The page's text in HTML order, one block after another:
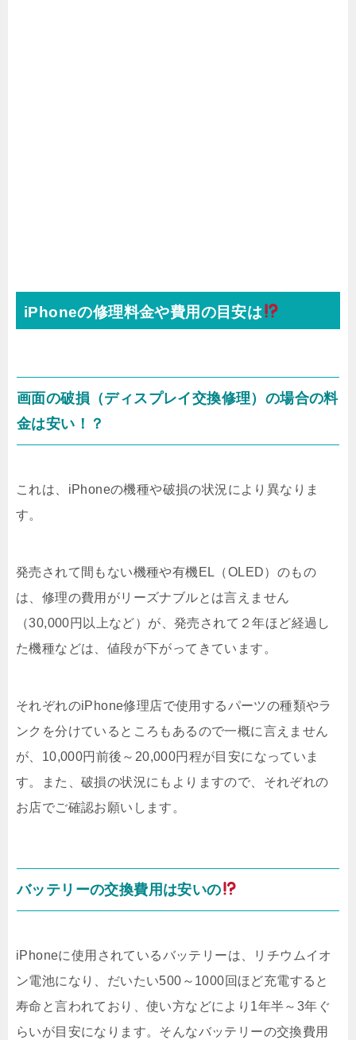
iPhoneの修理料金や費用の目安は
画面の破損（ディスプレイ交換修理）の場合の料
金は安い！？
これは、iPhoneの機種や破損の状況により異なりま
す。
発売されて間もない機種や有機EL（OLED）のもの
は、修理の費用がリーズナブルとは言えません
（30,000円以上など）が、発売されて２年ほど経過し
た機種などは、値段が下がってきています。
それぞれのiPhone修理店で使用するパーツの種類やラ
ンクを分けているところもあるので一概に言えません
が、10,000円前後～20,000円程が目安になっていま
す。また、破損の状況にもよりますので、それぞれの
お店でご確認お願いします。
バッテリーの交換費用は安いの
iPhoneに使用されているバッテリーは、リチウムイオ
ン電池になり、だいたい500～1000回ほど充電すると
寿命と言われており、使い方などにより1年半～3年ぐ
らいが目安になります。そんなバッテリーの交換費用